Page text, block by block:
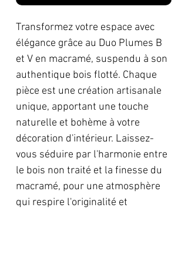
Transformez votre espace avec
élégance grâce au Duo Plumes B
et V en macramé, suspendu à son
authentique bois flotté. Chaque
pièce est une création artisanale
unique, apportant une touche
naturelle et bohème à votre
décoration d'intérieur. Laissez-
vous séduire par l'harmonie entre
le bois non traité et la finesse du
macramé, pour une atmosphère
qui respire l'originalité et